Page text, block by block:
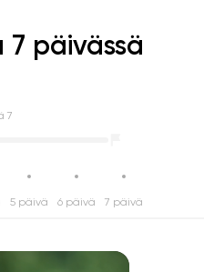
päivässä
7
5 päivä 6 päivä 7 päivä